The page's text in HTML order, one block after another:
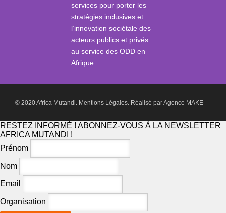
services pour porter les
stratégies inclusives et
l’innovation sociétale des
acteurs publics et privés
au service des ODD en
Afrique.
© 2020 Africa Mutandi. Mentions Légales. Réalisé parAgence MAKE
RESTEZ INFORMÉ ! ABONNEZ-VOUS À LA NEWSLETTER
AFRICA MUTANDI !
Prénom
Nom
Email
Organisation